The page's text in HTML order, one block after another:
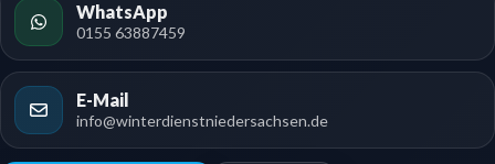
WhatsApp
0155 63887459
E-Mail
info@winterdienstniedersachsen.de